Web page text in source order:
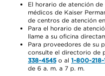
El horario de atención
médicos de Kaiser
de centros de atención
Para el horario de
llame a su oficina
Para proveedores de su
consulte el directorio de
338-4545o al 1-800-
de 6 a. m. a 7 p. m.